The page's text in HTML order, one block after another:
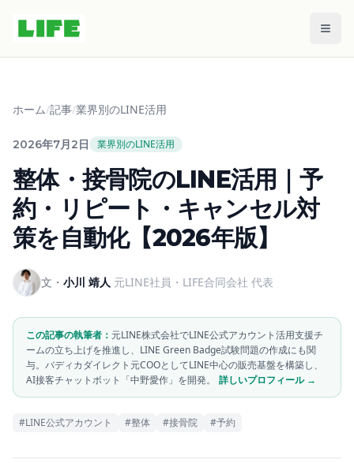
メニ
ホーム/記事/業界別のLINE活用
2026年7月2日 業界別のLINE活用
整体・接骨院のLINE活用｜予
約・リピート・キャンセル対
策を自動化【2026年版】
文・ 小川 靖人 元LINE社員・LIFE合同会社 代表
この記事の執筆者： 元LINE株式会社でLINE公式アカウント活用支援チ
ームの立ち上げを推進し、LINE Green Badge試験問題の作成にも関
与。バディカダイレクト元COOとしてLINE中心の販売基盤を構築し、
AI接客チャットボット「中野愛作」を開発。
詳しいプロフィール →
#LINE公式アカウント #整体 #接骨院 #予約